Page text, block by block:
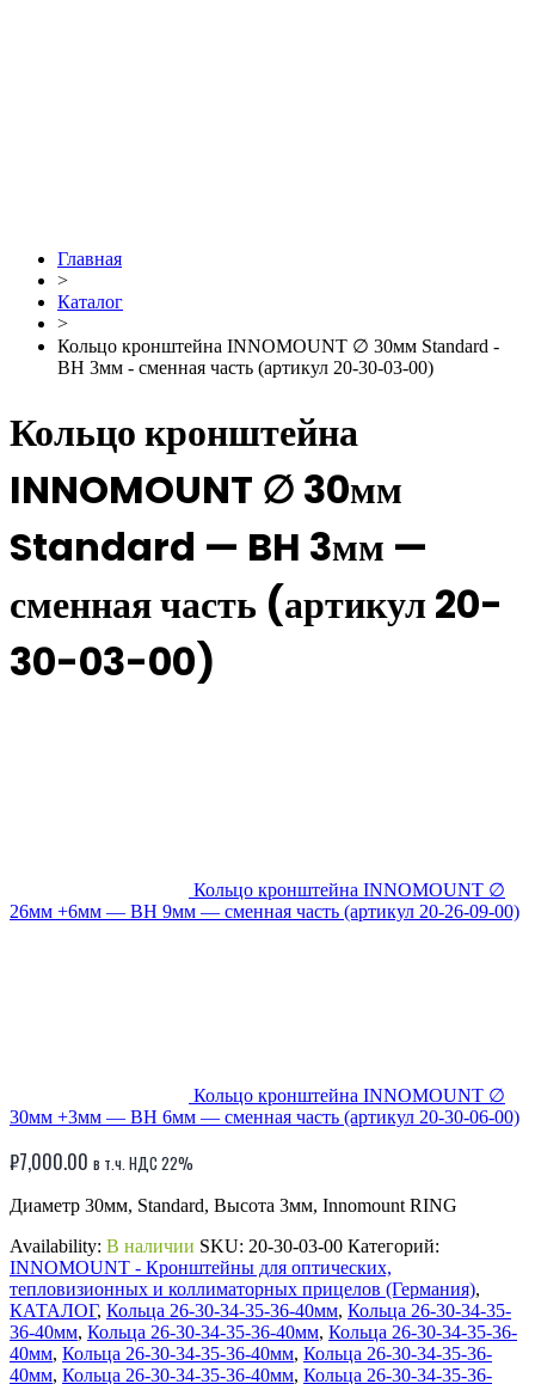
Главная
>
Каталог
>
Кольцо кронштейна INNOMOUNT ∅ 30мм Standard -
BH 3мм - сменная часть (артикул 20-30-03-00)
Кольцо кронштейна
INNOMOUNT ∅ 30мм
Standard — BH 3мм —
сменная часть (артикул 20-
30-03-00)
Кольцо кронштейна INNOMOUNT ∅
26мм +6мм — BH 9мм — сменная часть (артикул 20-26-09-00)
Кольцо кронштейна INNOMOUNT ∅
30мм +3мм — BH 6мм — сменная часть (артикул 20-30-06-00)
₽7,000.00 в т.ч. НДС 22%
Диаметр 30мм, Standard, Высота 3мм, Innomount RING
Availability: В наличии SKU: 20-30-03-00 Категорий:
INNOMOUNT - Кронштейны для оптических,
тепловизионных и коллиматорных прицелов (Германия),
КАТАЛОГ, Кольца 26-30-34-35-36-40мм, Кольца 26-30-34-35-
36-40мм, Кольца 26-30-34-35-36-40мм, Кольца 26-30-34-35-36-
40мм, Кольца 26-30-34-35-36-40мм, Кольца 26-30-34-35-36-
40мм, Кольца 26-30-34-35-36-40мм, Кольца 26-30-34-35-36-